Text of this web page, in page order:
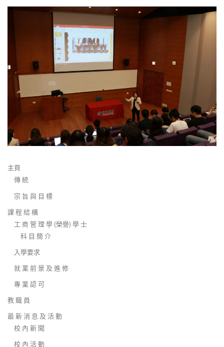
主頁
傳 統
宗 旨 與 目 標
課 程 結 構
工 商 管 理 學 (榮譽) 學 士
科 目 簡 介
入學要求
就 業 前 景 及 進 修
專 業 認 可
教 職 員
最 新 消 息 及 活 動
校 內 新 聞
校 內 活 動